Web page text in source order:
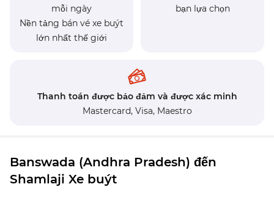
mỗi ngày
Nền tảng bán vé xe buýt
lớn nhất thế giới
bạn lựa chọn
Thanh toán được bảo đảm và được xác minh
Mastercard, Visa, Maestro
Banswada (Andhra Pradesh) đến
Shamlaji Xe buýt